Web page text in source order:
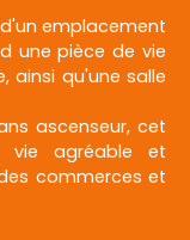
emplacement
une pièce de vie
ainsi qu'une salle
ascenseur, cet
vie agréable et
commerces et